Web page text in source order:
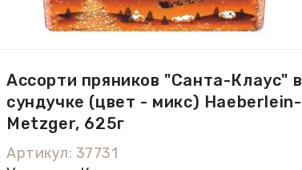
Ассорти пряников "Санта-Клаус" в
сундучке (цвет - микс) Haeberlein-
Metzger, 625г
Артикул: 37731